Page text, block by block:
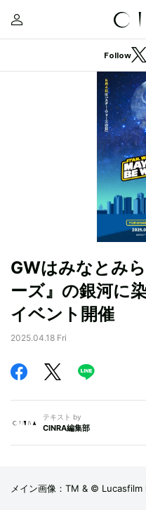
Follow
GWはみなとみ
ーズ』の銀河に
イベント開催
2025.04.18 Fri
テキスト by
CINRA編集部
メイン画像：TM & ©